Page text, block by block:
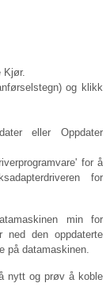
Kjør.
og klikk
eller Oppdater
for å
for
min for
ned den oppdaterte
på datamaskinen.
nytt og prøv å koble